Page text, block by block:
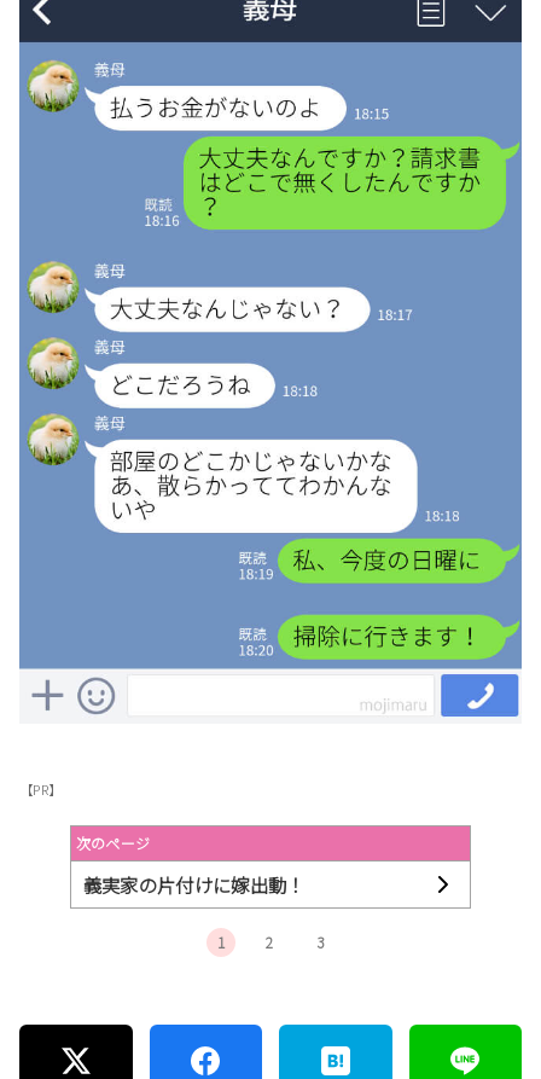
【PR】
次のページ
義実家の片付けに嫁出動！
1 2 3